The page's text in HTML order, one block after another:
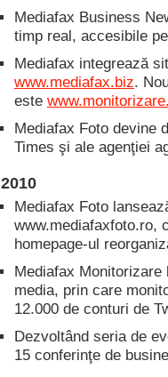
Mediafax Business
timp real, accesibile
Mediafax integrează
www.mediafax.biz.
este
Mediafax Foto devine
Times şi ale agenţiei
2010
Mediafax Foto
www.mediafaxfoto.ro,
homepage-ul
Mediafax
media, prin care
12.000 de conturi de
Dezvoltând seria de
15 conferinţe de